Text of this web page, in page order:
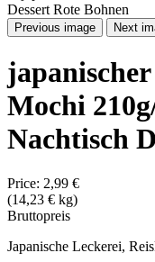
Previous image Next
Mochi
Nachtisch
Price: 2,99 €
(14,23 € kg)
Bruttopreis
Japanische Leckerei,